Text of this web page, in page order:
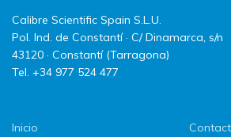
Calibre Scientific Spain S.L.U.
Pol. Ind. de Constantí · C/ Dinamarca, s/n
43120 · Constantí (Tarragona)
Tel. +34 977 524 477
Inicio